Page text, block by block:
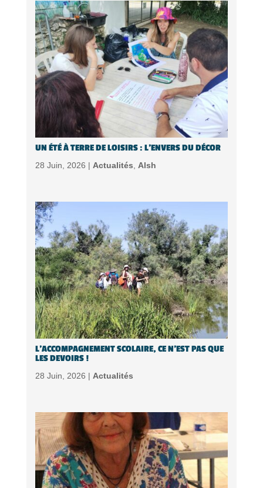
UN ÉTÉ À TERRE DE LOISIRS : L’ENVERS DU DÉCOR
28 Juin, 2026 | Actualités Alsh
L’ACCOMPAGNEMENT SCOLAIRE, CE N’EST PAS QUE
LES DEVOIRS !
28 Juin, 2026 | Actualités